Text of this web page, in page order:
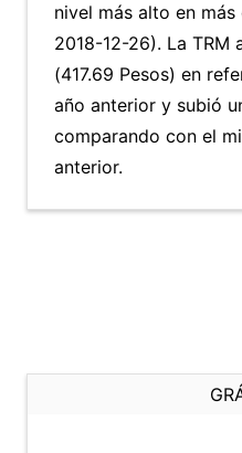
nivel más alto en
2018-12-26). La TRM
(417.69 Pesos) en
año anterior y subió
comparando con el
anterior.